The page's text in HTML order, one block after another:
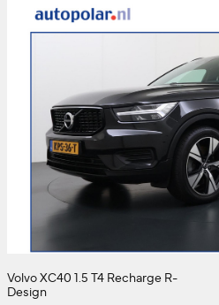
Volvo XC40 1.5 T4 Recharge R-
Design